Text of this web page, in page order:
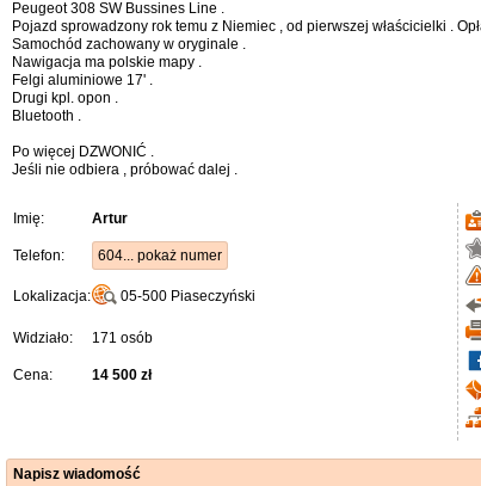
Peugeot 308 SW Bussines Line .
Pojazd sprowadzony rok temu z Niemiec , od pierwszej właścicielki .
Samochód zachowany w oryginale .
Nawigacja ma polskie mapy .
Felgi aluminiowe 17' .
Drugi kpl. opon .
Bluetooth .
Po więcej DZWONIĆ .
Jeśli nie odbiera , próbować dalej .
Imię: Artur
Telefon: 604... pokaż numer
Lokalizacja: 05-500 Piaseczyński
Widziało: 171 osób
Cena: 14 500 zł
Napisz wiadomość